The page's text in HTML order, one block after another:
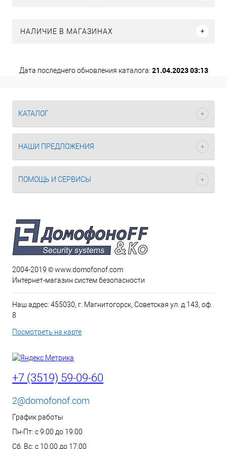
НАЛИЧИЕ В МАГАЗИНАХ
Дата последнего обновления каталога: 21.04.2023 03:13
КАТАЛОГ
НАШИ ПРЕДЛОЖЕНИЯ
ПОМОЩЬ И СЕРВИСЫ
2004-2019 © www.domofonof.com
Интернет-магазин систем безопасности
Наш адрес: 455030, г. Магнитогорск, Советская ул. д.143, оф.
8
Посмотреть на карте
+7 (3519) 59-09-60
2@domofonof.com
График работы
Пн-Пт: с 9:00 до 19:00
Сб, Вс: с 10:00 до 17:00